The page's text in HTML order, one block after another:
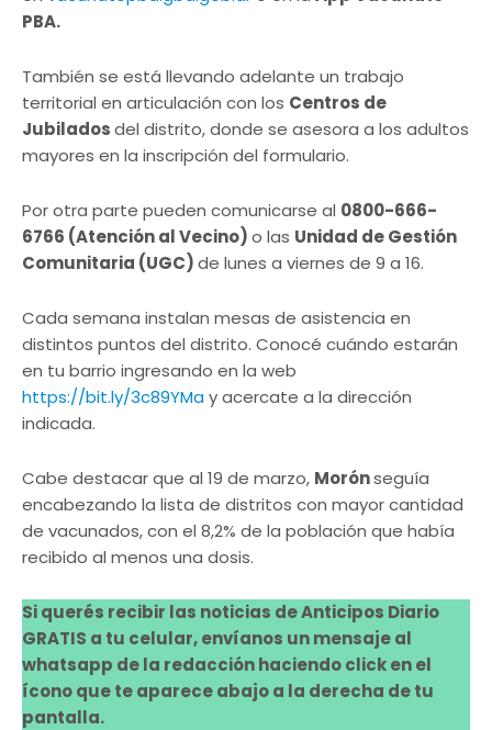
PBA.
También se está llevando adelante un trabajo
territorial en articulación con los Centros de
Jubiladosdel distrito, donde se asesora a los adultos
mayores en la inscripción del formulario.
Por otra parte pueden comunicarse al 0800-666-
6766 (Atención al Vecino)o las Unidad de Gestión
Comunitaria (UGC)de lunes a viernes de 9 a 16.
Cada semana instalan mesas de asistencia en
distintos puntos del distrito. Conocé cuándo estarán
en tu barrio ingresando en la web
https://bit.ly/3c89YMay acercate a la dirección
indicada.
Cabe destacar que al 19 de marzo, Morónseguía
encabezando la lista de distritos con mayor cantidad
de vacunados, con el 8,2% de la población que había
recibido al menos una dosis.
Si querés recibir las noticias de Anticipos Diario
GRATIS a tu celular, envíanos un mensaje al
whatsapp de la redacción haciendo click en el
ícono que te aparece abajo a la derecha de tu
pantalla.